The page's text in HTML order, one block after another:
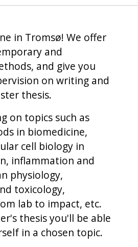
in Tromsø! We offer
and
and give you
on writing and
thesis.
on topics such as
in biomedicine,
cell biology in
inflammation and
physiology,
toxicology,
lab to impact, etc.
thesis you'll be able
in a chosen topic.